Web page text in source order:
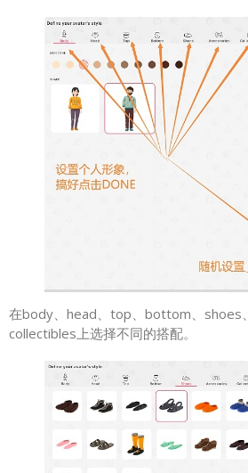
在body、head、top、bottom、shoes
collectibles上选择不同的搭配。